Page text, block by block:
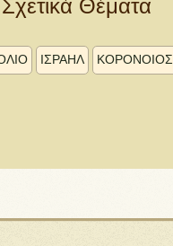
Σχετικά Θέματα
ΙΣΡΑΗΛ ΚΟΡΟΝΟΙΟΣ